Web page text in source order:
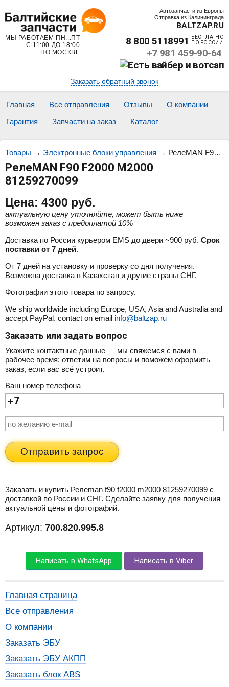
Автозапчасти из Европы
Отправка из Калининграда
BALTZAP.RU
МЫ РАБОТАЕМ ПН...ПТ
С 11:00 ДО 18:00
ПО МОСКВЕ
8 800 5118991
БЕСПЛАТНО
ПО РОССИИ
+7 981 459-90-64
Заказать обратный звонок
Главная Все отправления Отзывы
О компании
Гарантия
Запчасти на заказ Каталог
Товары → Электронные блоки управления → РелеMAN F90 F2000 M2000 81259270099
РелеMAN F90 F2000 M2000
81259270099
Цена: 4300 руб.
актуальную цену уточняйте, может быть ниже
возможен заказ с предоплатой 10%
Доставка по России курьером EMS до двери ~900 руб. Срок
поставки от 7 дней.
От 7 дней на установку и проверку со дня получения.
Возможна доставка в Казахстан и другие страны СНГ.
Фотографии этого товара по запросу.
We ship worldwide including Europe, USA, Asia and Australia and
accept PayPal, contact on email info@baltzap.ru
Заказать или задать вопрос
Укажите контактные данные — мы свяжемся с вами в
рабочее время: ответим на вопросы и поможем оформить
заказ, если вас всё устроит.
Ваш номер телефона
Отправить запрос
Заказать и купить Релеman f90 f2000 m2000 81259270099 с
доставкой по России и СНГ. Сделайте заявку для получения
актуальной цены и фотографий.
Артикул: 700.820.995.8
Написать в WhatsApp Написать в Viber
Главная страница
Все отправления
О компании
Заказать ЭБУ
Заказать ЭБУ АКПП
Заказать блок ABS